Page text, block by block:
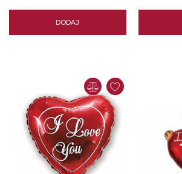
DODAJ